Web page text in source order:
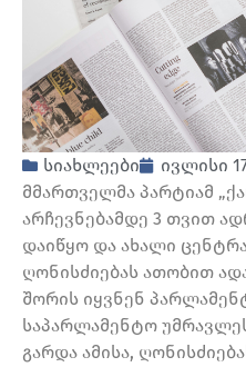
სიახლეები
ივლისი
მმართველმა პარტიამ
არჩევნებამდე 3 თვით
დაიწყო და ახალი
ღონისძიებას ათობით
შორის იყვნენ
საპარლამენტო
გარდა ამისა,